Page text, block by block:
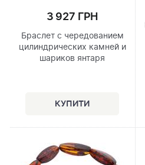
3 927 ГРН
Браслет с чередованием
цилиндрических камней и
шариков янтаря